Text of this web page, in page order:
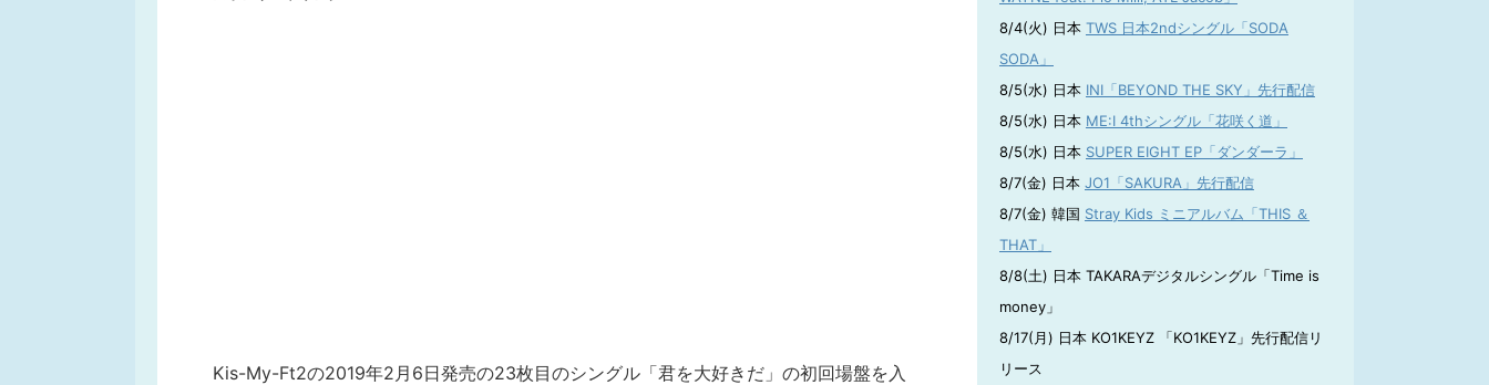
Kis-My-Ft2の2019年2月6日発売の23枚目のシングル「君を大好きだ」の初回場盤を入
8/4(火) 日本 TWS 日本2ndシングル「SODA
SODA」
8/5(水) 日本 INI「BEYOND THE SKY」先行配信
8/5(水) 日本 ME:I 4thシングル「花咲く道」
8/5(水) 日本 SUPER EIGHT EP「ダンダーラ」
8/7(金) 日本 JO1「SAKURA」先行配信
8/7(金) 韓国 Stray Kids ミニアルバム「THIS ＆
THAT」
8/8(土) 日本 TAKARAデジタルシングル「Time is
money」
8/17(月) 日本 KO1KEYZ 「KO1KEYZ」先行配信リ
リース